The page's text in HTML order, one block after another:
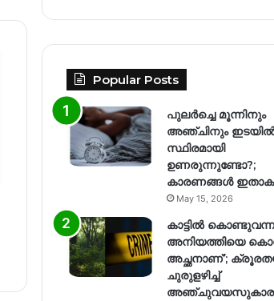
Popular Posts
പുലർച്ചെ മൂന്നിനും
അഞ്ചിനും
സ്ഥിരമായി
ഉണരുന്നുണ്ടോ?;
കാരണങ്ങള്‍
May 15, 2026
കാട്ടിൽ
അനിയത്തിയെ
അച്ഛനാണ്’;
ചുരുളഴിച്ച്